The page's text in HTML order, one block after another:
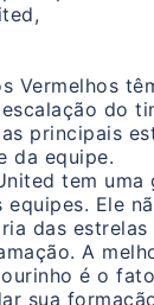
Vermelhos
do
principais
da equipe.
tem uma
equipes. Ele
das
A
é o
sua